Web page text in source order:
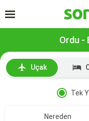
Ordu -
Uçak
Tek
Nereden